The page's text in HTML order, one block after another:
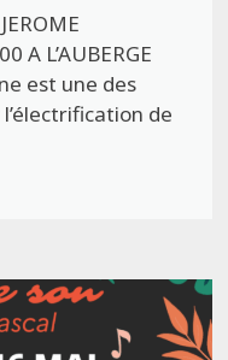
A L’AUBERGE
est une des
de